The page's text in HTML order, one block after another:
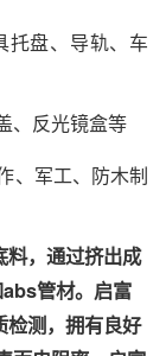
托盘、导轨、车
、反光镜盒等
、军工、防木制
料，通过挤出成
管材。启富
测，拥有良好